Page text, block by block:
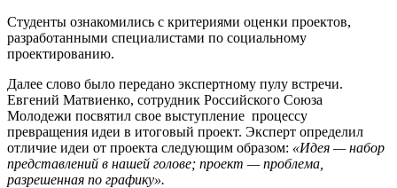
Студенты ознакомились с критериями оценки проектов,
разработанными специалистами по социальному
проектированию.
Далее слово было передано экспертному пулу встречи.
Евгений Матвиенко, сотрудник Российского Союза
Молодежи посвятил свое выступление процессу
превращения идеи в итоговый проект. Эксперт определил
отличие идеи от проекта следующим образом: «Идея — набор
представлений в нашей голове; проект — проблема,
разрешенная по графику».